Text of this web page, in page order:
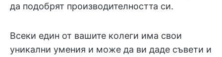
да подобрят производителността си.
Всеки един от вашите колеги има свои
уникални умения и може да ви даде съвети и